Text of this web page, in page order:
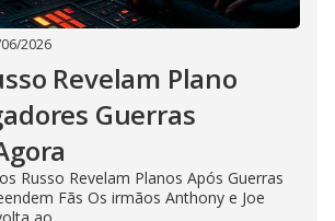
2026
Revelam Plano
Guerras
Russo Revelam Planos Após Guerras
Fãs Os irmãos Anthony e Joe